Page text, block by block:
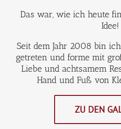
Das war, wie ich heute
Idee!
Seit dem Jahr 2008 bin
getreten und forme mit
Liebe und achtsamem
Hand und Fuß von
ZU DEN